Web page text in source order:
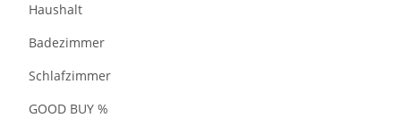
Haushalt
Badezimmer
Schlafzimmer
GOOD BUY %